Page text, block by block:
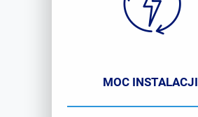
MOC INSTALACJI